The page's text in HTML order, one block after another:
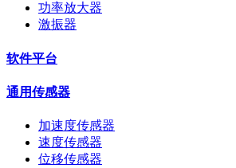
功率放大器
激振器
软件平台
通用传感器
加速度传感器
速度传感器
位移传感器